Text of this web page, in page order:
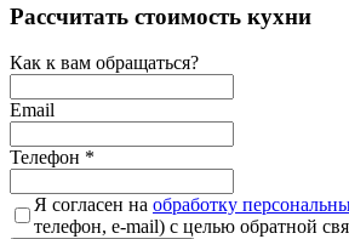
Рассчитать стоимость кухни
Как к вам обращаться?
Email
Телефон *
Я согласен на обработку
телефон, e-mail) с целью обратной